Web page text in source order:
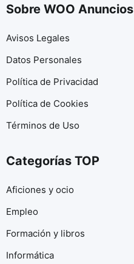
Sobre WOO Anuncios
Avisos Legales
Datos Personales
Política de Privacidad
Política de Cookies
Términos de Uso
Categorías TOP
Aficiones y ocio
Empleo
Formación y libros
Informática